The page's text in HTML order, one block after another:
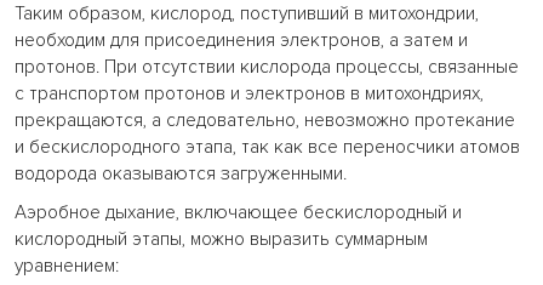
Таким образом, кислород, поступивший в митохондрии,
необходим для присоединения электронов, а затем и
протонов. При отсутствии кислорода процессы, связанные
с транспортом протонов и электронов в митохондриях,
прекращаются, а следовательно, невозможно протекание
и бескислородного этапа, так как все переносчики атомов
водорода оказываются загруженными.
Аэробное дыхание, включающее бескислородный и
кислородный этапы, можно выразить суммарным
уравнением: